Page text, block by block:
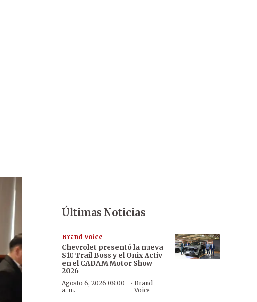
Últimas Noticias
Brand Voice
Chevrolet presentó la nueva
S10 Trail Boss y el Onix Activ
en el CADAM Motor Show
2026
Agosto 6, 2026 08:00
a. m.
·Brand
Voice